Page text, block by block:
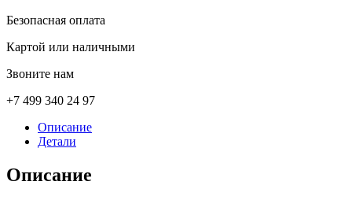
Безопасная оплата
Картой или наличными
Звоните нам
+7 499 340 24 97
Описание
Детали
Описание